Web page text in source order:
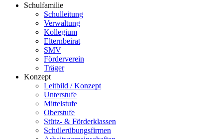
Schulfamilie
Schulleitung
Verwaltung
Kollegium
Elternbeirat
SMV
Förderverein
Träger
Konzept
Leitbild / Konzept
Unterstufe
Mittelstufe
Oberstufe
Stütz- & Förderklassen
Schülerübungsfirmen